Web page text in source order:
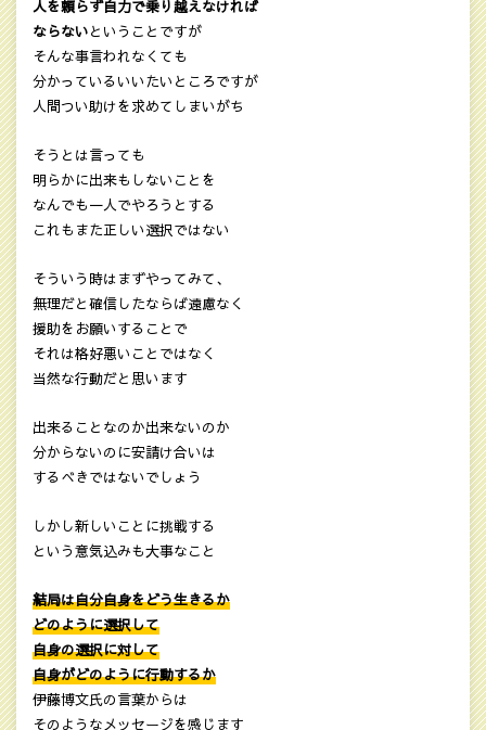
人を頼らず自力で乗り越えなければ
ならないということですが
そんな事言われなくても
分かっているいいたいところですが
人間つい助けを求めてしまいがち
そうとは言っても
明らかに出来もしないことを
なんでも一人でやろうとする
これもまた正しい選択ではない
そういう時はまずやってみて、
無理だと確信したならば遠慮なく
援助をお願いすることで
それは格好悪いことではなく
当然な行動だと思います
出来ることなのか出来ないのか
分からないのに安請け合いは
するべきではないでしょう
しかし新しいことに挑戦する
という意気込みも大事なこと
結局は自分自身をどう生きるか
どのように選択して
自身の選択に対して
自身がどのように行動するか
伊藤博文氏の言葉からは
そのようなメッセージを感じます